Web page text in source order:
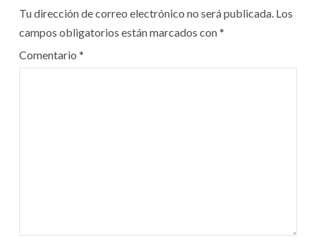
Tu dirección de correo electrónico no será publicada. Los
campos obligatorios están marcados con*
Comentario *